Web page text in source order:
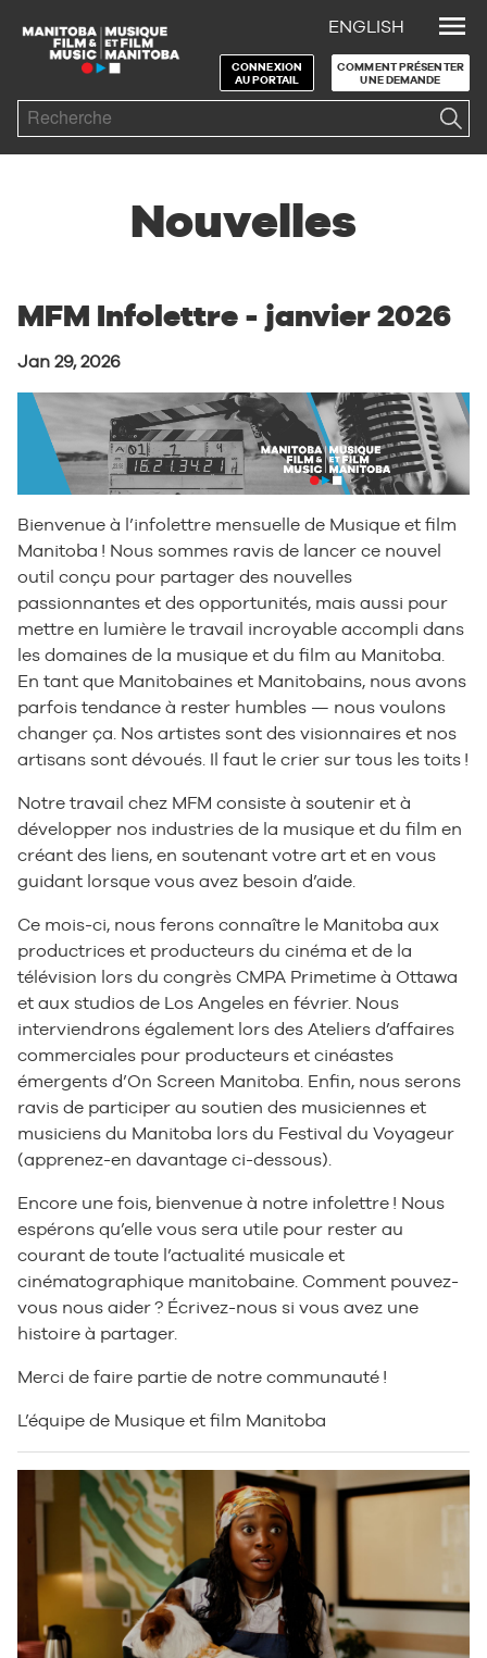
Skip to Navigation
Skip to Content
Skip to Footer
ENGLISH
Search
CONNEXION
AU PORTAIL
COMMENT PRÉSENTER
UNE DEMANDE
Nouvelles
MFM Infolettre - janvier 2026
Jan 29, 2026
Bienvenue à l’infolettre mensuelle de Musique et film
Manitoba ! Nous sommes ravis de lancer ce nouvel
outil conçu pour partager des nouvelles
passionnantes et des opportunités, mais aussi pour
mettre en lumière le travail incroyable accompli dans
les domaines de la musique et du film au Manitoba.
En tant que Manitobaines et Manitobains, nous avons
parfois tendance à rester humbles — nous voulons
changer ça. Nos artistes sont des visionnaires et nos
artisans sont dévoués. Il faut le crier sur tous les toits !
Notre travail chez MFM consiste à soutenir et à
développer nos industries de la musique et du film en
créant des liens, en soutenant votre art et en vous
guidant lorsque vous avez besoin d’aide.
Ce mois-ci, nous ferons connaître le Manitoba aux
productrices et producteurs du cinéma et de la
télévision lors du congrès CMPA Primetime à Ottawa
et aux studios de Los Angeles en février. Nous
interviendrons également lors des Ateliers d’affaires
commerciales pour producteurs et cinéastes
émergents d’On Screen Manitoba. Enfin, nous serons
ravis de participer au soutien des musiciennes et
musiciens du Manitoba lors du Festival du Voyageur
(apprenez-en davantage ci-dessous).
Encore une fois, bienvenue à notre infolettre ! Nous
espérons qu’elle vous sera utile pour rester au
courant de toute l’actualité musicale et
cinématographique manitobaine. Comment pouvez-
vous nous aider ? Écrivez-nous si vous avez une
histoire à partager.
Merci de faire partie de notre communauté !
L’équipe de Musique et film Manitoba